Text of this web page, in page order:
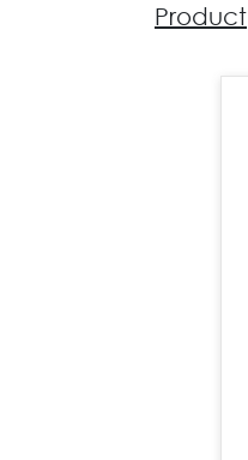
Product